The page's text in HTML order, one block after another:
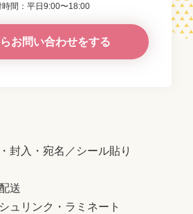
時間：平日9:00〜18:00
お問い合わせをする
封入・宛名／シール貼り
送
ュリンク・ラミネート